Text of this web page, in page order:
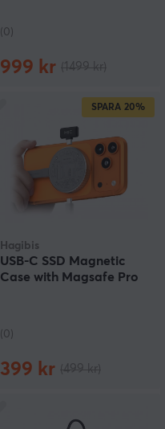
(0)
999 kr
SPARA 20%
Hagibis
USB-C SSD Magnetic
Case with Magsafe Pro
(0)
399 kr